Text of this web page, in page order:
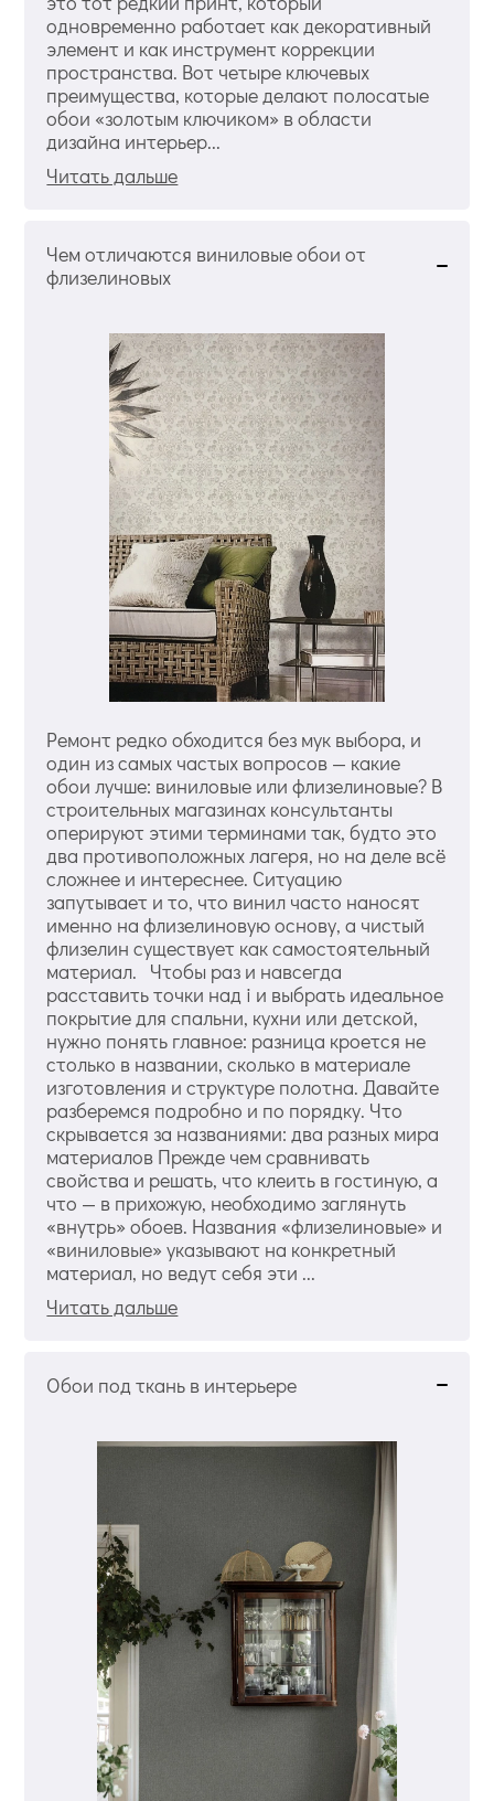
одновременно работает как декоративный
элемент и как инструмент коррекции
пространства. Вот четыре ключевых
преимущества, которые делают полосатые
обои «золотым ключиком» в области
дизайна интерьер...
Читать дальше
Чем отличаются виниловые обои от
флизелиновых
Ремонт редко обходится без мук выбора, и
один из самых частых вопросов — какие
обои лучше: виниловые или флизелиновые? В
строительных магазинах консультанты
оперируют этими терминами так, будто это
два противоположных лагеря, но на деле всё
сложнее и интереснее. Ситуацию
запутывает и то, что винил часто наносят
именно на флизелиновую основу, а чистый
флизелин существует как самостоятельный
материал. Чтобы раз и навсегда
расставить точки над i и выбрать идеальное
покрытие для спальни, кухни или детской,
нужно понять главное: разница кроется не
столько в названии, сколько в материале
изготовления и структуре полотна. Давайте
разберемся подробно и по порядку. Что
скрывается за названиями: два разных мира
материалов Прежде чем сравнивать
свойства и решать, что клеить в гостиную, а
что — в прихожую, необходимо заглянуть
«внутрь» обоев. Названия «флизелиновые» и
«виниловые» указывают на конкретный
материал, но ведут себя эти ...
Читать дальше
Обои под ткань в интерьере